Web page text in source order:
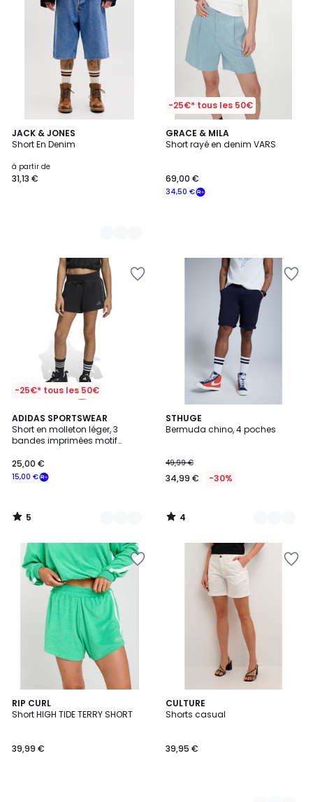
JACK & JONES
Short En Denim
à partir de
31,13 €
3
Couleurs
-25€* tous les 50€
GRACE & MILA
Short rayé en denim VARS
34,50 €
69,00 €
-25€* tous les 50€
ADIDAS SPORTSWEAR
Short en molleton léger, 3
bandes imprimées motif
15,00 €
25,00 €
5
/
5
2
Couleurs
5
/
STHUGE
Bermuda chino, 4 poches
49,99 €
34,99 € -30%
4
/
3
Couleurs
4
/
RIP CURL
Short HIGH TIDE TERRY SHORT
39,99 €
CULTURE
Shorts casual
39,95 €
8
Couleurs